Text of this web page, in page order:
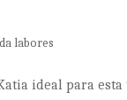
labores
ideal para